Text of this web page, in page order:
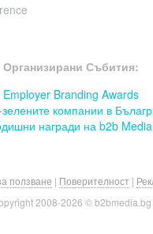
Организирани Събития:
Employer Branding Awards
компании в
награди на b2b Media
ползване | Поверителност |
2008-2026 © b2bmedia.bg